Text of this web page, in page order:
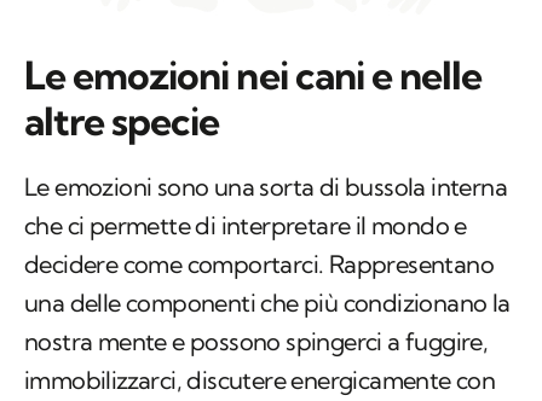
Le emozioni nei cani e nelle
altre specie
Le emozioni sono una sorta di bussola interna
che ci permette di interpretare il mondo e
decidere come comportarci. Rappresentano
una delle componenti che più condizionano la
nostra mente e possono spingerci a fuggire,
immobilizzarci, discutere energicamente con